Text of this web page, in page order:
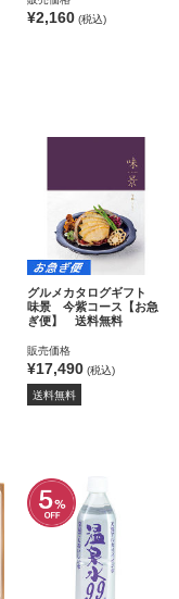
¥2,160 (税込)
グルメカタログギフト
味景 今紫コース【お急
ぎ便】 送料無料
販売価格
¥17,490 (税込)
送料無料